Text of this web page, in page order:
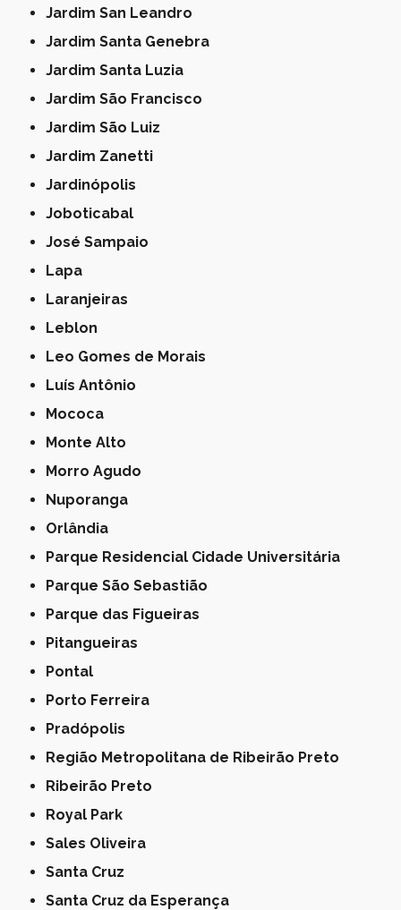
Jardim San Leandro
Jardim Santa Genebra
Jardim Santa Luzia
Jardim São Francisco
Jardim São Luiz
Jardim Zanetti
Jardinópolis
Joboticabal
José Sampaio
Lapa
Laranjeiras
Leblon
Leo Gomes de Morais
Luís Antônio
Mococa
Monte Alto
Morro Agudo
Nuporanga
Orlândia
Parque Residencial Cidade Universitária
Parque São Sebastião
Parque das Figueiras
Pitangueiras
Pontal
Porto Ferreira
Pradópolis
Região Metropolitana de Ribeirão Preto
Ribeirão Preto
Royal Park
Sales Oliveira
Santa Cruz
Santa Cruz da Esperança